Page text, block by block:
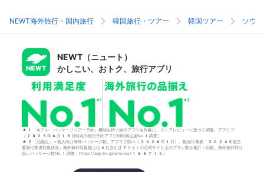
NEWT海外旅行・国内旅行 韓国旅行・ツアー 韓国ツアー ソウ
NEWT（ニュート）
かしこい、おトク、旅行アプリ
*1「ホテル・パッケージツアー予約」機能を持つ旅行アプリを対象に、ストアレビューに基づく調査。アプリブ
（2025年6月18日時点の旅行予約アプリ利用満足度No.1調査）
*2「品揃え」＝個人向け海外パッケージ数。アプリブ調べ（2026年1月）。観光庁発表「2024年度主
要旅行業者取扱状況」海外旅行取扱額上位4社含む計7サイトの公式サイト上のプラン数を集計・比較。海外旅行取り
扱いパッケージ数No.1調査：https://app-liv.jp/articles/155712/